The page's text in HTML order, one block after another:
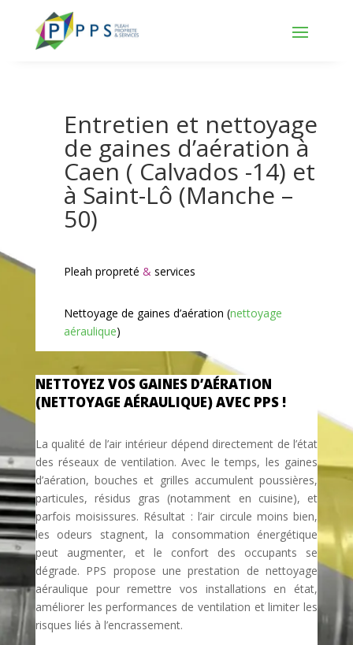
Entretien et nettoyage
de gaines d’aération à
Caen ( Calvados -14) et
à Saint-Lô (Manche –
50)
Pleah propreté & services
Nettoyage de gaines d’aération (nettoyage
aéraulique)
NETTOYEZ VOS GAINES D’AÉRATION
(NETTOYAGE AÉRAULIQUE) AVEC PPS !
La qualité de l’air intérieur dépend directement de l’état
des réseaux de ventilation. Avec le temps, les gaines
d’aération, bouches et grilles accumulent poussières,
particules, résidus gras (notamment en cuisine), et
parfois moisissures. Résultat : l’air circule moins bien,
les odeurs stagnent, la consommation énergétique
peut augmenter, et le confort des occupants se
dégrade. PPS propose une prestation de nettoyage
aéraulique pour remettre vos installations en état,
améliorer les performances de ventilation et limiter les
risques liés à l’encrassement.
Panneau de gestion des cookies